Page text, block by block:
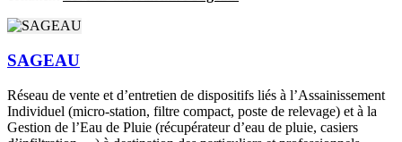
SAGEAU
Réseau de vente et d’entretien de dispositifs liés à l’Assainissement
Individuel (micro-station, filtre compact, poste de relevage) et à la
Gestion de l’Eau de Pluie (récupérateur d’eau de pluie, casiers